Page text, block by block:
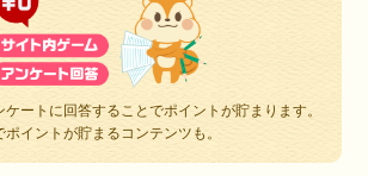
ートに回答することでポイントが貯まります。
イントが貯まるコンテンツも。